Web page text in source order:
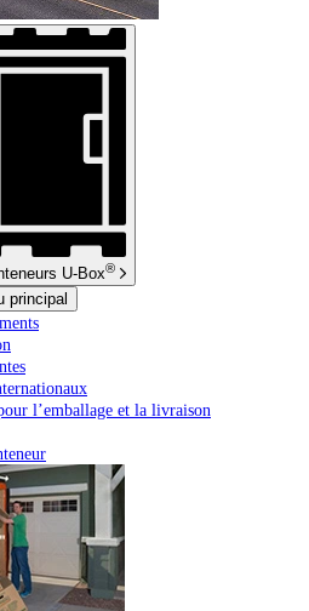
U-Box®
principal
l’emballage et la livraison